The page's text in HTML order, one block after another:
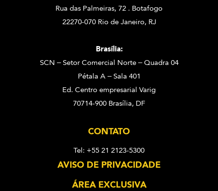
Rua das Palmeiras, 72 . Botafogo
22270-070 Rio de Janeiro, RJ
Brasília:
SCN – Setor Comercial Norte – Quadra 04
Pétala A – Sala 401
Ed. Centro empresarial Varig
70714-900 Brasília, DF
CONTATO
Tel: +55 21 2123-5300
AVISO DE PRIVACIDADE
ÁREA EXCLUSIVA